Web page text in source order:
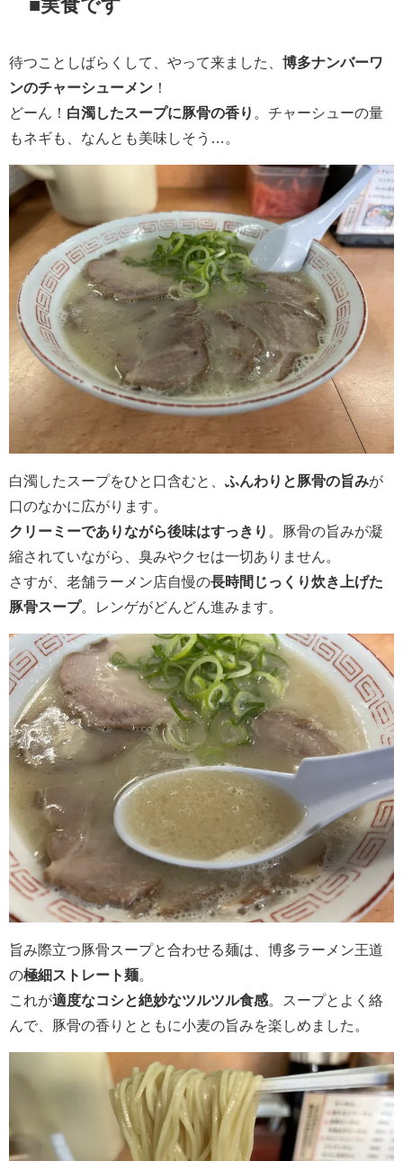
■実食です
待つことしばらくして、やって来ました、 博多ナンバーワ
ンのチャーシューメン ！
どーん！ 白濁したスープに豚骨の香り
。チャーシューの量
もネギも、なんとも美味しそう…。
白濁したスープをひと口含むと、 ふんわりと豚骨の旨みが
口のなかに広がります。
クリーミーでありながら後味はすっきり
。豚骨の旨みが凝
縮されていながら、臭みやクセは一切ありません。
さすが、老舗ラーメン店自慢の長時間じっくり炊き上げた
豚骨スープ。レンゲがどんどん進みます。
旨み際立つ豚骨スープと合わせる麺は、博多ラーメン王道
の極細ストレート麺
これが適度なコシと絶妙なツルツル食感 。スープとよく絡
んで、豚骨の香りとともに小麦の旨みを楽しめました。